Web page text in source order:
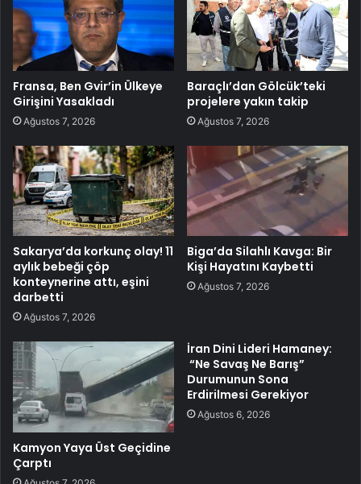
Fransa, Ben Gvir’in Ülkeye
Girişini Yasakladı
Ağustos 7, 2026
Baraçlı’dan Gölcük’teki
projelere yakın takip
Ağustos 7, 2026
Sakarya’da korkunç olay! 11
aylık bebeği çöp
konteynerine attı, eşini
darbetti
Ağustos 7, 2026
Biga’da Silahlı Kavga: Bir
Kişi Hayatını Kaybetti
Ağustos 7, 2026
Kamyon Yaya Üst Geçidine
Çarptı
İran Dini Lideri Hamaney:
“Ne Savaş Ne Barış”
Durumunun Sona
Erdirilmesi Gerekiyor
Ağustos 6, 2026